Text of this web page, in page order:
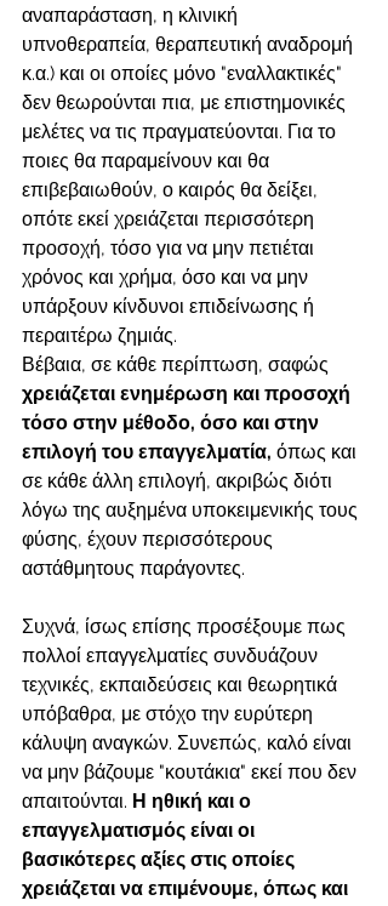
αναπαράσταση, η κλινική
υπνοθεραπεία, θεραπευτική αναδρομή
κ.α.) και οι οποίες μόνο "εναλλακτικές"
δεν θεωρούνται πια, με επιστημονικές
μελέτες να τις πραγματεύονται. Για το
ποιες θα παραμείνουν και θα
επιβεβαιωθούν, ο καιρός θα δείξει,
οπότε εκεί χρειάζεται περισσότερη
προσοχή, τόσο για να μην πετιέται
χρόνος και χρήμα, όσο και να μην
υπάρξουν κίνδυνοι επιδείνωσης ή
περαιτέρω ζημιάς.
Βέβαια, σε κάθε περίπτωση, σαφώς
χρειάζεται ενημέρωση και προσοχή
τόσο στην μέθοδο, όσο και στην
επιλογή του επαγγελματία, όπως και
σε κάθε άλλη επιλογή, ακριβώς διότι
λόγω της αυξημένα υποκειμενικής τους
φύσης, έχουν περισσότερους
αστάθμητους παράγοντες.
Συχνά, ίσως επίσης προσέξουμε πως
πολλοί επαγγελματίες συνδυάζουν
τεχνικές, εκπαιδεύσεις και θεωρητικά
υπόβαθρα, με στόχο την ευρύτερη
κάλυψη αναγκών. Συνεπώς, καλό είναι
να μην βάζουμε "κουτάκια" εκεί που δεν
απαιτούνται. Η ηθική και ο
επαγγελματισμός είναι οι
βασικότερες αξίες στις οποίες
χρειάζεται να επιμένουμε, όπως και